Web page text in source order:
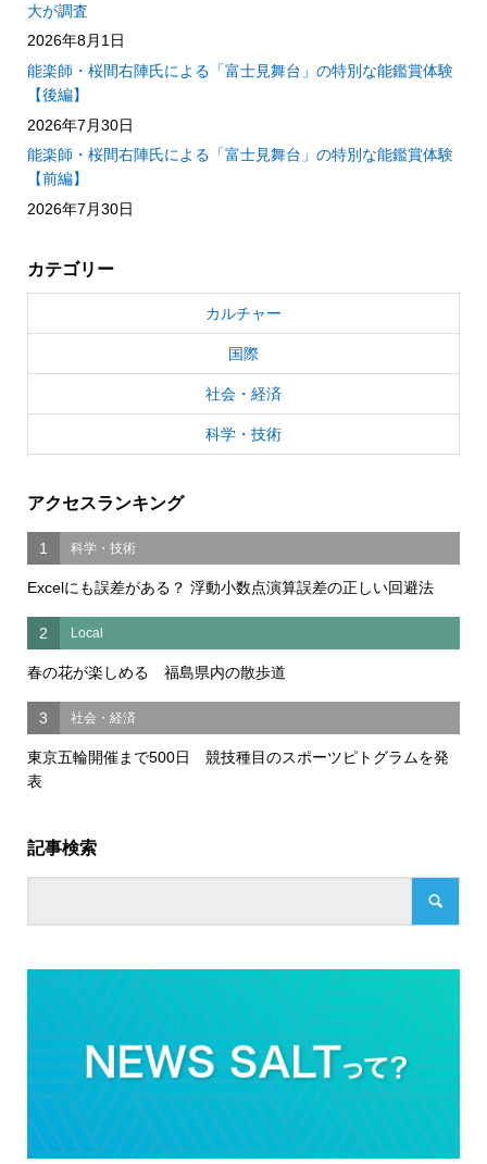
大が調査
2026年8月1日
能楽師・桜間右陣氏による「富士見舞台」の特別な能鑑賞体験
【後編】
2026年7月30日
能楽師・桜間右陣氏による「富士見舞台」の特別な能鑑賞体験
【前編】
2026年7月30日
カテゴリー
カルチャー
国際
社会・経済
科学・技術
アクセスランキング
1 科学・技術
Excelにも誤差がある？ 浮動小数点演算誤差の正しい回避法
2 Local
春の花が楽しめる 福島県内の散歩道
3 社会・経済
東京五輪開催まで500日 競技種目のスポーツピトグラムを発
表
記事検索